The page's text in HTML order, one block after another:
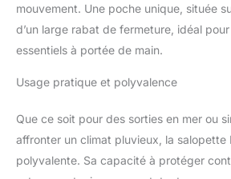
mouvement. Une poche unique, située
d’un large rabat de fermeture, idéal
essentiels à portée de main.
Usage pratique et polyvalence
Que ce soit pour des sorties en mer ou
affronter un climat pluvieux, la salopette
polyvalente. Sa capacité à protéger